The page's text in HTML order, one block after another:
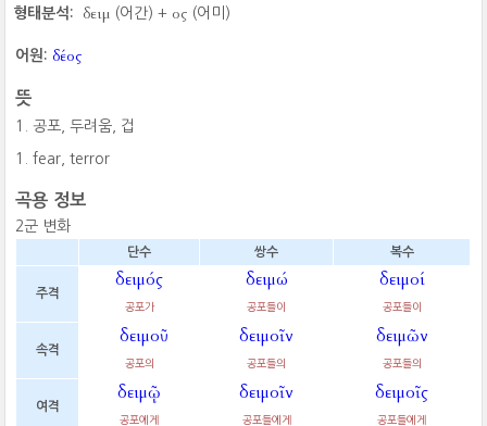
형태분석: δειμ (어간) + ος (어미)
어원: δέος
뜻
공포, 두려움, 겁
fear, terror
곡용 정보
2군 변화
단수 쌍수 복수
주격
δειμός
공포가
δειμώ
공포들이
δειμοί
공포들이
속격
δειμοῦ
공포의
δειμοῖν
공포들의
δειμῶν
공포들의
여격
δειμῷ
공포에게
δειμοῖν
공포들에게
δειμοῖς
공포들에게